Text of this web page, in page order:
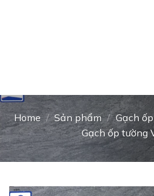
Home / Sản phẩm / Gạch
Gạch ốp tường